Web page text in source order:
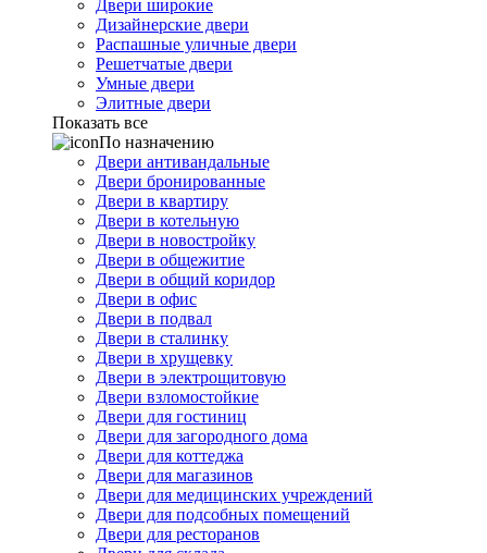
Двери широкие
Дизайнерские двери
Распашные уличные двери
Решетчатые двери
Умные двери
Элитные двери
Показать все
По назначению
Двери антивандальные
Двери бронированные
Двери в квартиру
Двери в котельную
Двери в новостройку
Двери в общежитие
Двери в общий коридор
Двери в офис
Двери в подвал
Двери в сталинку
Двери в хрущевку
Двери в электрощитовую
Двери взломостойкие
Двери для гостиниц
Двери для загородного дома
Двери для коттеджа
Двери для магазинов
Двери для медицинских учреждений
Двери для подсобных помещений
Двери для ресторанов